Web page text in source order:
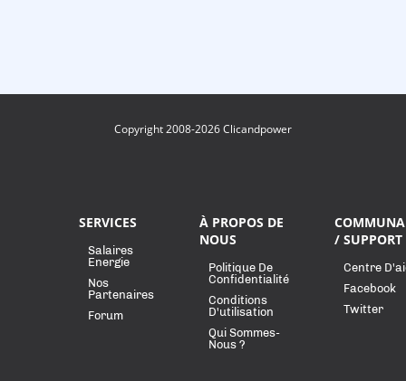
Copyright 2008-2026 Clicandpower
SERVICES
Salaires
Energie
Nos
Partenaires
Forum
À PROPOS DE
NOUS
Politique De
Confidentialité
Conditions
D'utilisation
Qui Sommes-
Nous ?
/ SUPPORT
Centre
Facebook
Twitter